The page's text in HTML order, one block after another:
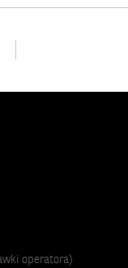
operatora)